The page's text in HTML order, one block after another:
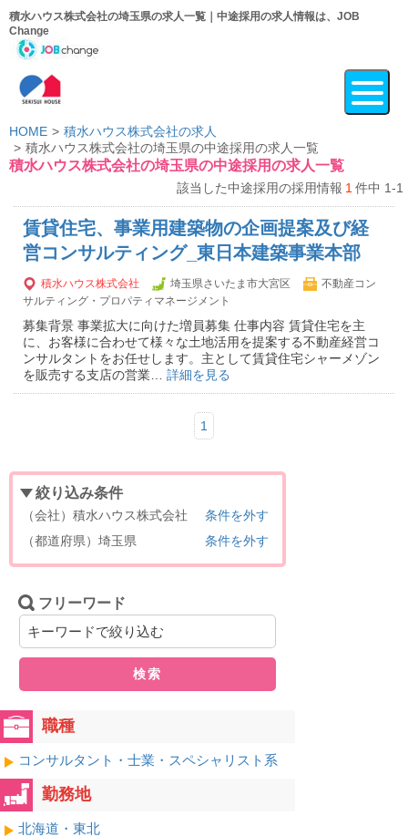
積水ハウス株式会社の埼玉県の求人一覧｜中途採用の求人情報は、JOB
Change
HOME
積水ハウス株式会社の求人
積水ハウス株式会社の埼玉県の中途採用の求人一覧
積水ハウス株式会社の埼玉県の中途採用の求人一覧
該当した中途採用の採用情報 1 件中 1-1
賃貸住宅、事業用建築物の企画提案及び経
営コンサルティング_東日本建築事業本部
積水ハウス株式会社 埼玉県さいたま市大宮区
不動産コン
サルティング・プロパティマネージメント
募集背景 事業拡大に向けた増員募集 仕事内容 賃貸住宅を主
に、お客様に合わせて様々な土地活用を提案する不動産経営コ
ンサルタントをお任せします。主として賃貸住宅シャーメゾン
を販売する支店の営業… 詳細を見る
1
絞り込み条件
（会社）積水ハウス株式会社
条件を外す
（都道府県）埼玉県
条件を外す
フリーワード
検索
職種
コンサルタント・士業・スペシャリスト系
勤務地
北海道・東北